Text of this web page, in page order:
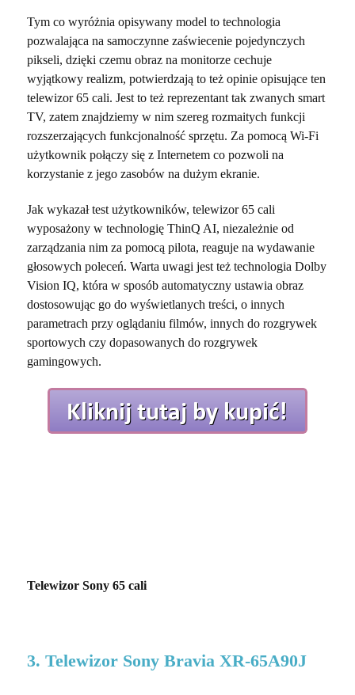
Tym co wyróżnia opisywany model to technologia
pozwalająca na samoczynne zaświecenie pojedynczych
pikseli, dzięki czemu obraz na monitorze cechuje
wyjątkowy realizm, potwierdzają to też opinie opisujące ten
telewizor 65 cali. Jest to też reprezentant tak zwanych smart
TV, zatem znajdziemy w nim szereg rozmaitych funkcji
rozszerzających funkcjonalność sprzętu. Za pomocą Wi-Fi
użytkownik połączy się z Internetem co pozwoli na
korzystanie z jego zasobów na dużym ekranie.
Jak wykazał test użytkowników, telewizor 65 cali
wyposażony w technologię ThinQ AI, niezależnie od
zarządzania nim za pomocą pilota, reaguje na wydawanie
głosowych poleceń. Warta uwagi jest też technologia Dolby
Vision IQ, która w sposób automatyczny ustawia obraz
dostosowując go do wyświetlanych treści, o innych
parametrach przy oglądaniu filmów, innych do rozgrywek
sportowych czy dopasowanych do rozgrywek
gamingowych.
Telewizor Sony 65 cali
3. Telewizor Sony Bravia XR-65A90J